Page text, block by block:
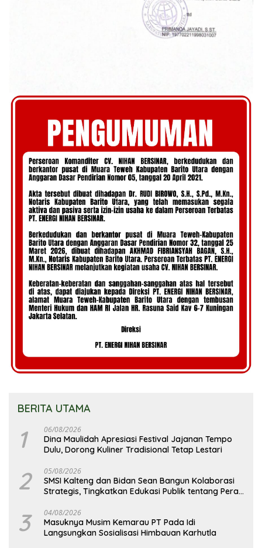
BERITA UTAMA
1 06/08/2026
Dina Maulidah Apresiasi Festival Jajanan Tempo
Dulu, Dorong Kuliner Tradisional Tetap Lestari
2 05/08/2026
SMSI Kalteng dan Bidan Sean Bangun Kolaborasi
Strategis, Tingkatkan Edukasi Publik tentang Peran
3 04/08/2026
Masuknya Musim Kemarau PT Pada Idi
Langsungkan Sosialisasi Himbauan Karhutla